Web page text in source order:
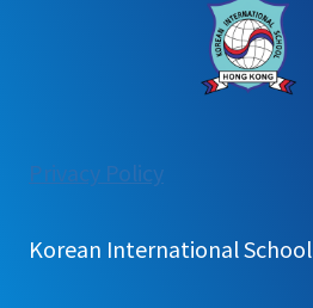
Privacy Policy:
서
Korean International School